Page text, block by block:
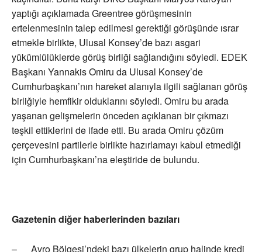
yaptığı açıklamada Greentree görüşmesinin
ertelenmesinin talep edilmesi gerektiği görüşünde ısrar
etmekle birlikte, Ulusal Konsey’de bazı asgari
yükümlülüklerde görüş birliği sağlandığını söyledi. EDEK
Başkanı Yannakis Omiru da Ulusal Konsey’de
Cumhurbaşkanı’nın hareket alanıyla ilgili sağlanan görüş
birliğiyle hemfikir olduklarını söyledi. Omiru bu arada
yaşanan gelişmelerin önceden açıklanan bir çıkmazı
teşkil ettiklerini de ifade etti. Bu arada Omiru çözüm
çerçevesini partilerle birlikte hazırlamayı kabul etmediği
için Cumhurbaşkanı’na eleştiride de bulundu.
Gazetenin diğer haberlerinden bazıları
– Avro Bölgesi’ndeki bazı ülkelerin grup halinde kredi